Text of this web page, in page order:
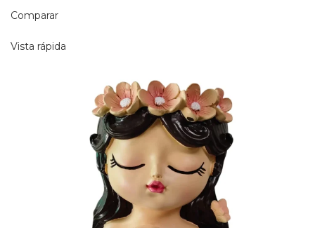
Comparar
Vista rápida